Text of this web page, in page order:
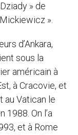
» de
».
d’Ankara,
sous la
américain à
à Cracovie, et
au Vatican le
On l’a
et à Rome